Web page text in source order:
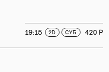
19:15 2D СУБ 420 P